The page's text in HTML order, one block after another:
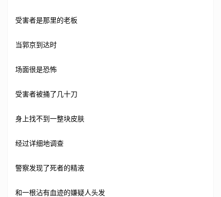
受害者是那里的老板
当郭京到达时
场面很是恐怖
受害者被捅了几十刀
身上找不到一整块皮肤
经过详细地调查
警察发现了死者的精液
和一根沾有血迹的嫌疑人头发